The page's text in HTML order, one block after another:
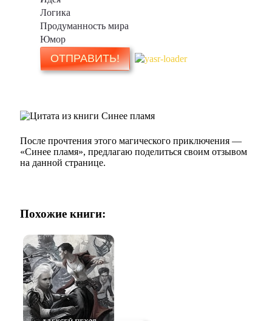
Логика
Продуманность мира
Юмор
После прочтения этого магического приключения —
«Синее пламя», предлагаю поделиться своим отзывом
на данной странице.
Похожие книги: